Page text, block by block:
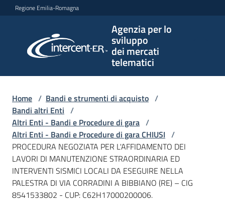
Vai al contenuto
Vai alla navigazione
Vai al footer
Regione Emilia-Romagna
Agenzia per lo
sviluppo
dei mercati
telematici
per lo
sviluppo
telematici
L'Agenzia
Bandi
e
Home / Bandi e strumenti di acquisto /
Bandi altri Enti /
Altri Enti - Bandi e Procedure di gara /
Altri Enti - Bandi e Procedure di gara CHIUSI /
PROCEDURA NEGOZIATA PER L'AFFIDAMENTO DEI
LAVORI DI MANUTENZIONE STRAORDINARIA ED
INTERVENTI SISMICI LOCALI DA ESEGUIRE NELLA
PALESTRA DI VIA CORRADINI A BIBBIANO (RE) – CIG
8541533802 - CUP: C62H17000200006.